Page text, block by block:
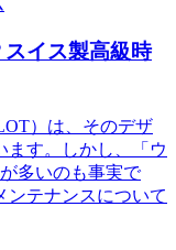
イス製高級時
）は、そのデザ
ます。しかし、「ウ
多いのも事実で
ンテナンスについて